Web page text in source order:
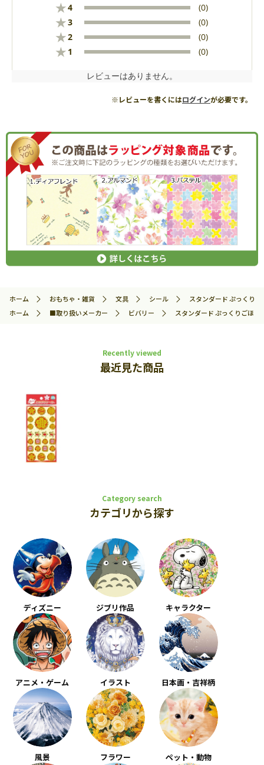
★4 (0)
★3 (0)
★2 (0)
★ 1 (0)
レビューはありません。
※レビューを書くにはログインが必要です。
ホーム おもちゃ・雑貨 文具 シール
スタンダード ぷっくり
ホーム
■取り扱いメーカー ビバリー スタンダード ぷっくりごほ
Recently viewed
最近見た商品
Category search
カテゴリから探す
ディズニー ジブリ作品 キャラクター
アニメ・ゲーム イラスト 日本画・吉祥柄
風景 フラワー ペット・動物